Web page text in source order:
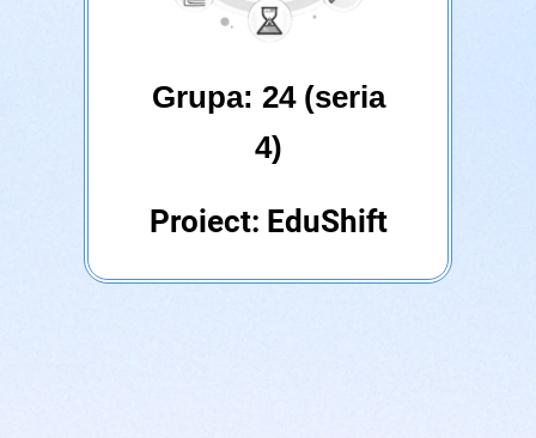
Grupa: 24 (seria
4)
Proiect: EduShift